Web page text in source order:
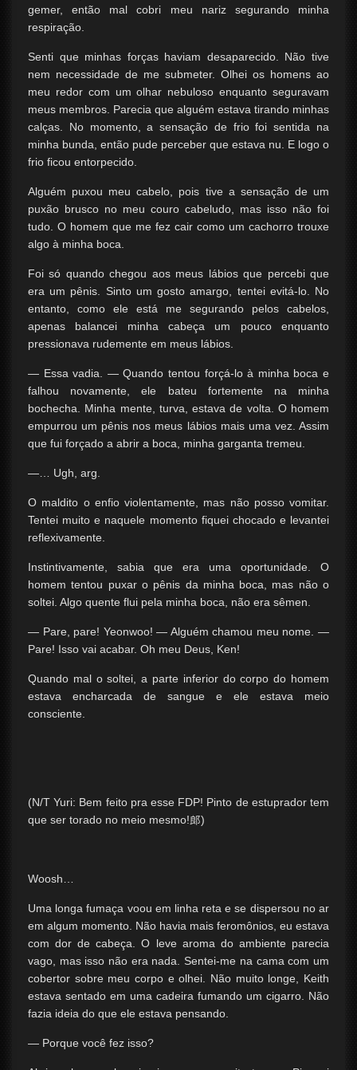
gemer, então mal cobri meu nariz segurando minha
respiração.
Senti que minhas forças haviam desaparecido. Não tive
nem necessidade de me submeter. Olhei os homens ao
meu redor com um olhar nebuloso enquanto seguravam
meus membros. Parecia que alguém estava tirando minhas
calças. No momento, a sensação de frio foi sentida na
minha bunda, então pude perceber que estava nu. E logo o
frio ficou entorpecido.
Alguém puxou meu cabelo, pois tive a sensação de um
puxão brusco no meu couro cabeludo, mas isso não foi
tudo. O homem que me fez cair como um cachorro trouxe
algo à minha boca.
Foi só quando chegou aos meus lábios que percebi que
era um pênis. Sinto um gosto amargo, tentei evitá-lo. No
entanto, como ele está me segurando pelos cabelos,
apenas balancei minha cabeça um pouco enquanto
pressionava rudemente em meus lábios.
— Essa vadia. — Quando tentou forçá-lo à minha boca e
falhou novamente, ele bateu fortemente na minha
bochecha. Minha mente, turva, estava de volta. O homem
empurrou um pênis nos meus lábios mais uma vez. Assim
que fui forçado a abrir a boca, minha garganta tremeu.
—… Ugh, arg.
O maldito o enfio violentamente, mas não posso vomitar.
Tentei muito e naquele momento fiquei chocado e levantei
reflexivamente.
Instintivamente, sabia que era uma oportunidade. O
homem tentou puxar o pênis da minha boca, mas não o
soltei. Algo quente flui pela minha boca, não era sêmen.
— Pare, pare! Yeonwoo! — Alguém chamou meu nome. —
Pare! Isso vai acabar. Oh meu Deus, Ken!
Quando mal o soltei, a parte inferior do corpo do homem
estava encharcada de sangue e ele estava meio
consciente.
(N/T Yuri: Bem feito pra esse FDP! Pinto de estuprador tem
que ser torado no meio mesmo!郎)
Woosh…
Uma longa fumaça voou em linha reta e se dispersou no ar
em algum momento. Não havia mais feromônios, eu estava
com dor de cabeça. O leve aroma do ambiente parecia
vago, mas isso não era nada. Sentei-me na cama com um
cobertor sobre meu corpo e olhei. Não muito longe, Keith
estava sentado em uma cadeira fumando um cigarro. Não
fazia ideia do que ele estava pensando.
— Porque você fez isso?